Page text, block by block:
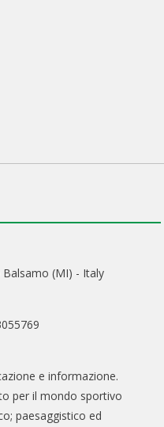
Balsamo (MI) - Italy
e informazione.
per il mondo sportivo
paesaggistico ed